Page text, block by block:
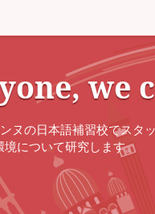
we
ヌの日本語補習校でス
について研究します。